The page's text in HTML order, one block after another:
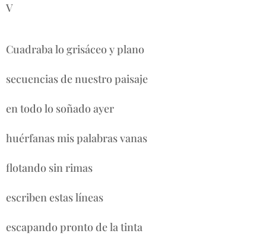
V
Cuadraba lo grisáceo y plano
secuencias de nuestro paisaje
en todo lo soñado ayer
huérfanas mis palabras vanas
flotando sin rimas
escriben estas líneas
escapando pronto de la tinta